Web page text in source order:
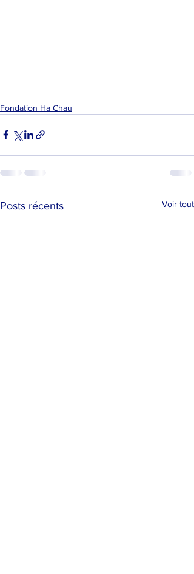
Fondation Ha Chau
Posts récents Voir tout